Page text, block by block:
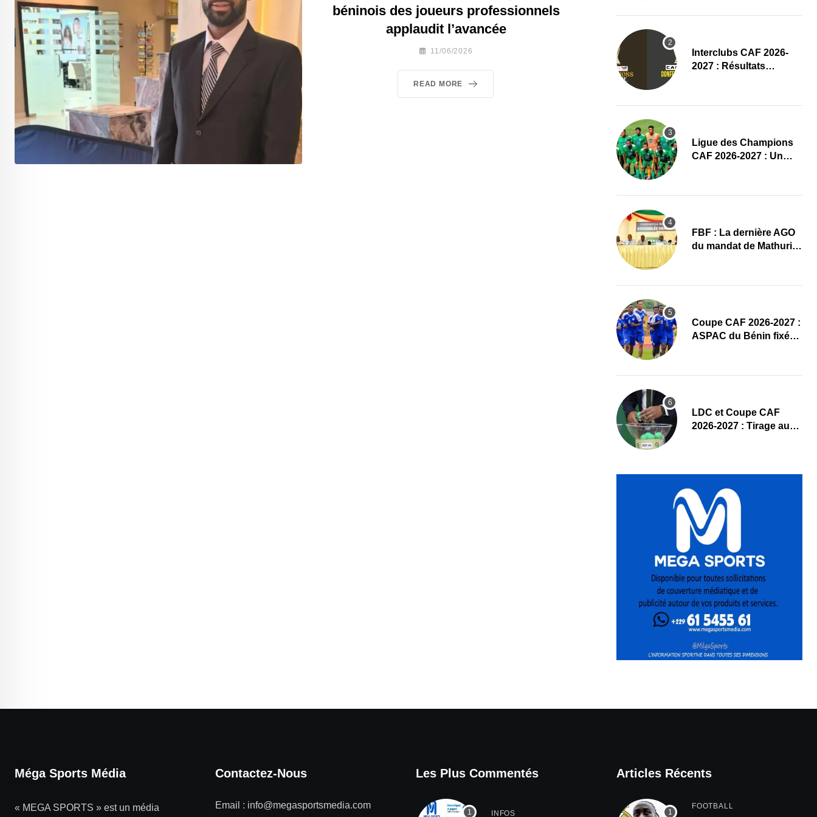
béninois des joueurs professionnels
applaudit l’avancée
11/06/2026
READ MORE
Interclubs CAF 2026-
2027 : Résultats
préliminaires
Ligue des Champions
CAF 2026-2027 : Un
Sobemap FC
FBF : La dernière AGO
du mandat de Mathurin
Coupe CAF 2026-2027 :
ASPAC du Bénin fixé
LDC et Coupe CAF
2026-2027 : Tirage au
Méga Sports Média
« MEGA SPORTS » est un média
Contactez-Nous
Email : info@megasportsmedia.com
Les Plus Commentés
INFOS
Articles Récents
FOOTBALL